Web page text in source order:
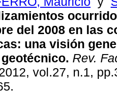
del 2008 en las
: una visión
. Rev.
vol.27, n.1,